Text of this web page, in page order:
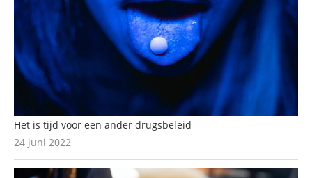
Het is tijd voor een ander drugsbeleid
24 juni 2022